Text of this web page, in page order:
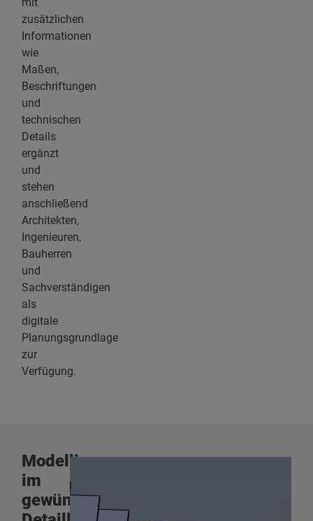
zusätzlichen
Informationen
wie
Maßen,
Beschriftungen
und
technischen
Details
ergänzt
und
stehen
anschließend
Architekten,
Ingenieuren,
Bauherren
und
Sachverständigen
als
digitale
Planungsgrundlage
zur
Verfügung.
Modellierung
im
gewünschten